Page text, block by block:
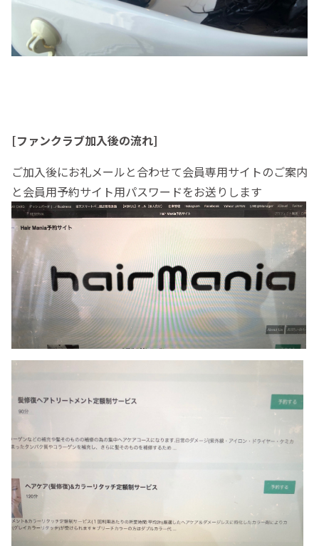
[ファンクラブ加入後の流れ]
ご加入後にお礼メールと合わせて会員専用サイトのご案内
と会員用予約サイト用パスワードをお送りします